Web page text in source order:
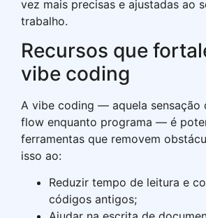
vez mais precisas e ajustadas ao
trabalho.
Recursos que
vibe coding
A vibe coding — aquela sensação
flow enquanto programa — é
ferramentas que removem
isso ao:
Reduzir tempo de leitura e
códigos antigos;